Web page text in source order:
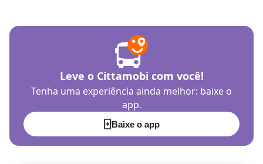
Leve o Cittamobi com você!
Tenha uma experiência ainda melhor: baixe o
app.
Baixe o app